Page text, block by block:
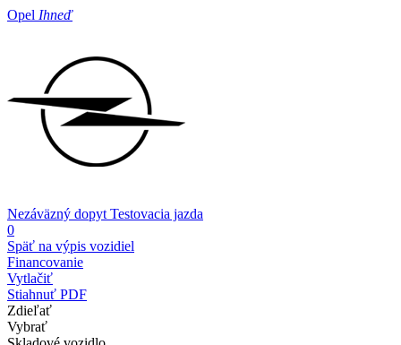
Opel Ihneď
Nezáväzný dopyt Testovacia jazda
0
Späť na výpis vozidiel
Financovanie
Vytlačiť
Stiahnuť PDF
Zdieľať
Vybrať